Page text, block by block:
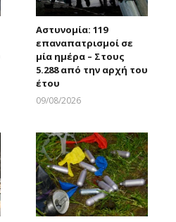
Αστυνομία: 119
επαναπατρισμοί σε
μία ημέρα – Στους
5.288 από την αρχή του
έτου
09/08/2026